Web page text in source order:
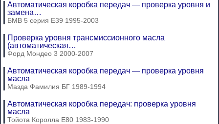
Автоматическая коробка передач — проверка уровня и
замена…
БМВ 5 серия Е39 1995-2003
Проверка уровня трансмиссионного масла
(автоматическая…
Форд Мондео 3 2000-2007
Автоматическая коробка передач — проверка уровня
масла
Мазда Фамилия БГ 1989-1994
Автоматическая коробка передач: проверка уровня
масла
Тойота Королла Е80 1983-1990